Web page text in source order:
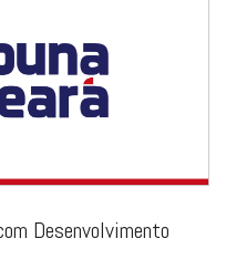
Desenvolvimento